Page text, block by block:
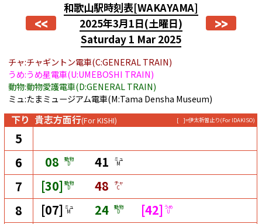
<<
和歌山駅時刻表[WAKAYAMA]
2025年3月1日(土曜日)
Saturday 1 Mar 2025
>>
チャ:チャギントン電車(C:GENERAL TRAIN)
うめ:うめ星電車(U:UMEBOSHI TRAIN)
動物:動物愛護電車(D:GENERAL TRAIN)
ミュ:たまミュージアム電車(M:Tama Densha Museum)
下り 貴志方面行(For KISHI) [ ]=伊太祈曽止り(For IDAKISO)
5
6
08 動物
D 41 ミュ
M
7 [30] 動物
D 48 チャ
C
8 [07] ミュ
M 24 動物
D [42] うめ
U